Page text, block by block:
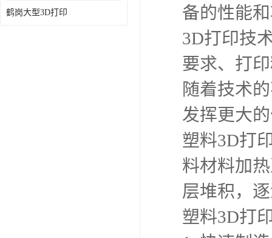
鹤岗大型3D打印
备的性能
3D打印技
要求、打
随着技术
发挥更大
塑料3D打
料材料加
层堆积，
塑料3D打